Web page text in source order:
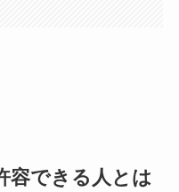
容できる人とは